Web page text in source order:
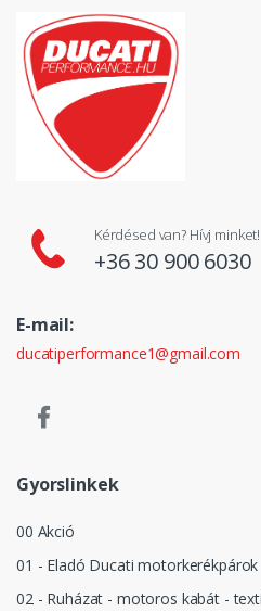
Kérdésed van? Hívj minket!
+36 30 900 6030
E-mail:
ducatiperformance1@gmail.com
Gyorslinkek
00 Akció
01 - Eladó Ducati motorkerékpárok
02 - Ruházat - motoros kabát -